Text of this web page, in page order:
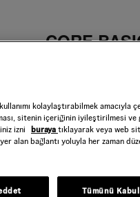
CORE
RENK : Black
Beden
kolaylaştırabilmek amacıyla
sitenin içeriğinin iyileştirilmesi
izni
buraya tıklayarak veya web
alan bağlantı yoluyla her zaman
Tümünü